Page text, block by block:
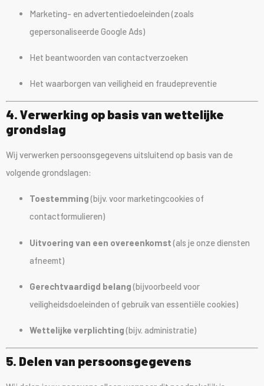
Marketing- en advertentiedoeleinden (zoals
gepersonaliseerde Google Ads)
Het beantwoorden van contactverzoeken
Het waarborgen van veiligheid en fraudepreventie
4. Verwerking op basis van wettelijke
grondslag
Wij verwerken persoonsgegevens uitsluitend op basis van de
volgende grondslagen:
Toestemming(bijv. voor marketingcookies of
contactformulieren)
Uitvoering van een overeenkomst(als je onze diensten
afneemt)
Gerechtvaardigd belang(bijvoorbeeld voor
veiligheidsdoeleinden of gebruik van essentiële cookies)
Wettelijke verplichting(bijv. administratie)
5. Delen van persoonsgegevens